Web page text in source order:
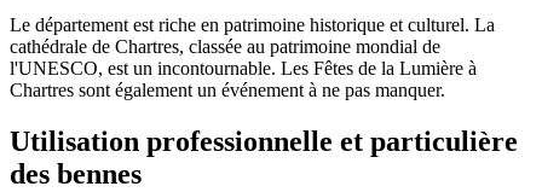
Le département est riche en patrimoine historique et culturel. La
cathédrale de Chartres, classée au patrimoine mondial de
l'UNESCO, est un incontournable. Les Fêtes de la Lumière à
Chartres sont également un événement à ne pas manquer.
Utilisation professionnelle et particulière
des bennes